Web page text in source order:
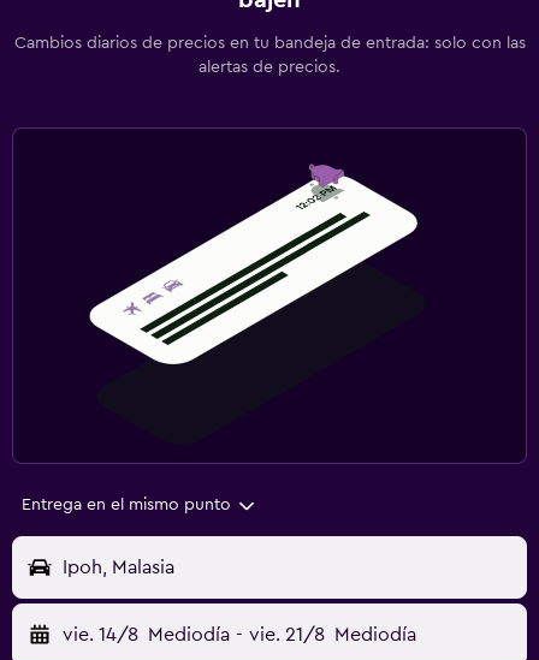
Cambios diarios de precios en tu bandeja de entrada: solo con las
alertas de precios.
Entrega en el mismo punto
Ipoh, Malasia
vie. 14/8 Mediodía - vie. 21/8 Mediodía